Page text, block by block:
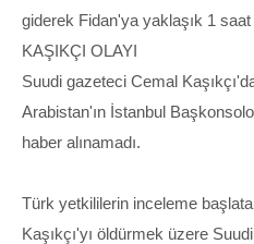
giderek Fidan'ya yaklaşık 1
KAŞIKÇI OLAYI
Suudi gazeteci Cemal
Arabistan'ın İstanbul
haber alınamadı.
Türk yetkililerin inceleme
Kaşıkçı'yı öldürmek üzere